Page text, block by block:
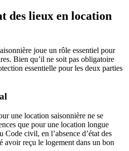
des lieux en location
joue un rôle essentiel pour
Bien qu’il ne soit pas obligatoire
essentielle pour les deux parties
une location saisonnière ne se
que pour une location longue
Code civil, en l’absence d’état des
avoir reçu le logement dans un bon